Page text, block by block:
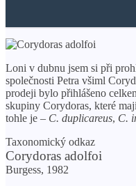
Loni v dubnu jsem si při
společnosti Petra všiml
prodeji bylo přihlášeno
skupiny Corydoras, které
tohle je – C. duplicareus, C.
Taxonomický odkaz
Corydoras adolfoi
Burgess, 1982